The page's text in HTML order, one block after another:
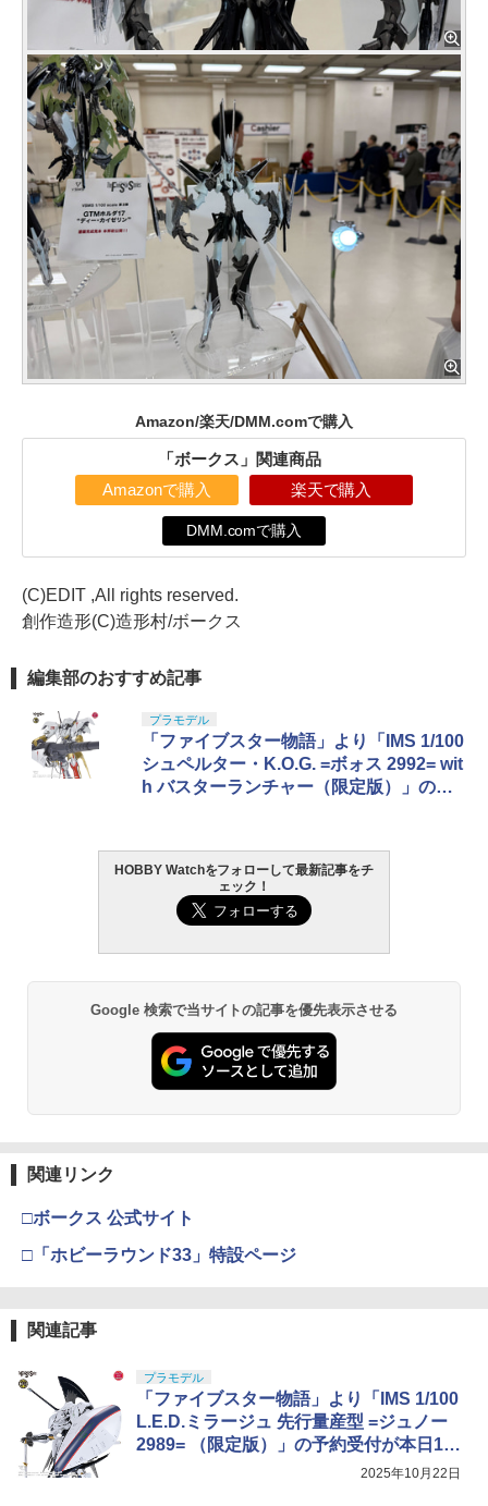
Amazon/楽天/DMM.comで購入
「ボークス」関連商品
Amazonで購入 楽天で購入
DMM.comで購入
(C)EDIT ,All rights reserved.
創作造形(C)造形村/ボークス
編集部のおすすめ記事
プラモデル
「ファイブスター物語」より「IMS 1/100
シュペルター・K.O.G. =ボォス 2992= wit
h バスターランチャー（限定版）」の予
HOBBY Watchをフォローして最新記事をチ
ェック！
Google 検索で当サイトの記事を優先表示させる
関連リンク
□ボークス 公式サイト
□「ホビーラウンド33」特設ページ
関連記事
プラモデル
「ファイブスター物語」より「IMS 1/100
L.E.D.ミラージュ 先行量産型 =ジュノー
2989= （限定版）」の予約受付が本日10
2025年10月22日